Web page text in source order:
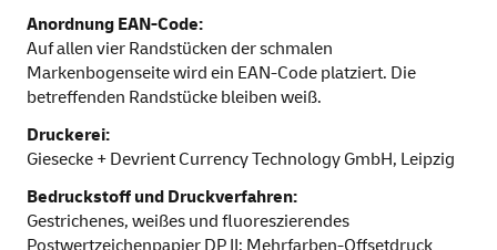
Anordnung EAN-Code:
Auf allen vier Randstücken der schmalen
Markenbogenseite wird ein EAN-Code platziert. Die
betreffenden Randstücke bleiben weiß.
Druckerei:
Giesecke + Devrient Currency Technology GmbH, Leipzig
Bedruckstoff und Druckverfahren:
Gestrichenes, weißes und fluoreszierendes